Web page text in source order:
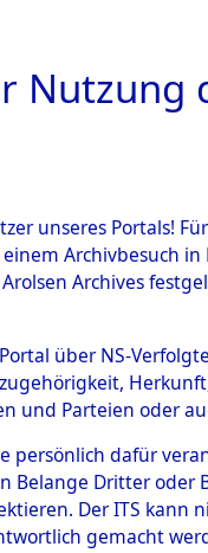
Bielefeld
Nutzung
unseres Portals!
Archivbesuch
Archives
über NS-
und Parteien oder
persönlich dafür
Belange Dritter
Der ITS
gemacht